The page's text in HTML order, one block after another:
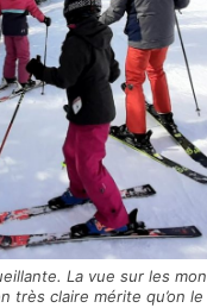
La vue sur les
très claire mérite qu’on